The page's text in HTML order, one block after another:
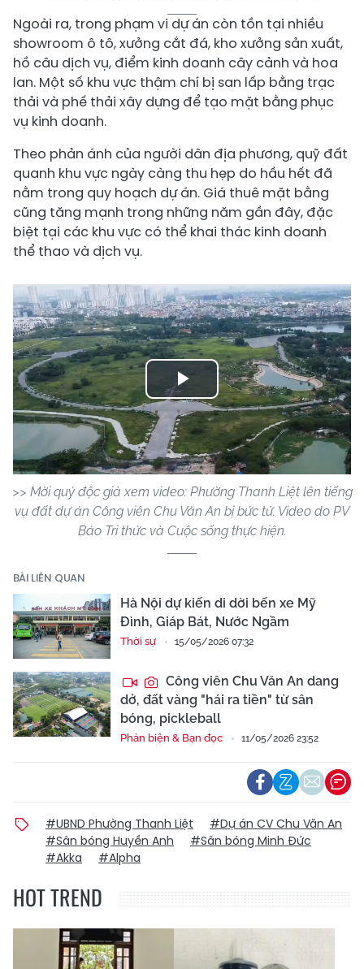
Ngoài ra, trong phạm vi dự án còn tồn tại nhiều
showroom ô tô, xưởng cắt đá, kho xưởng sản xuất,
hồ câu dịch vụ, điểm kinh doanh cây cảnh và hoa
lan. Một số khu vực thậm chí bị san lấp bằng trạc
thải và phế thải xây dựng để tạo mặt bằng phục
vụ kinh doanh.
Theo phản ánh của người dân địa phương, quỹ đất
quanh khu vực ngày càng thu hẹp do hầu hết đã
nằm trong quy hoạch dự án. Giá thuê mặt bằng
cũng tăng mạnh trong những năm gần đây, đặc
biệt tại các khu vực có thể khai thác kinh doanh
thể thao và dịch vụ.
Play
Video
>> Mời quý độc giả xem video: Phường Thanh Liệt lên tiếng
vụ đất dự án Công viên Chu Văn An bị bức tử. Video do PV
Báo Tri thức và Cuộc sống thực hiện.
BÀI LIÊN QUAN
Hà Nội dự kiến di dời bến xe Mỹ
Đình, Giáp Bát, Nước Ngầm
Thời sự 15/05/2026 07:32
Công viên Chu Văn An dang
dở, đất vàng "hái ra tiền" từ sân
bóng, pickleball
Phản biện & Bạn đọc 11/05/2026 23:52
#UBND Phường Thanh Liệt
#Dự án CV Chu Văn An
#Sân bóng Huyền Anh
#Sân bóng Minh Đức
#Akka
#Alpha
HOT TREND